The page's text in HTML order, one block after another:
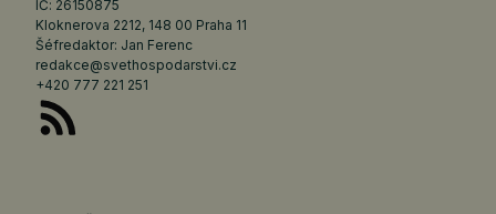
IČ: 26150875
Kloknerova 2212, 148 00 Praha 11
Šéfredaktor: Jan Ferenc
redakce@svethospodarstvi.cz
+420 777 221 251